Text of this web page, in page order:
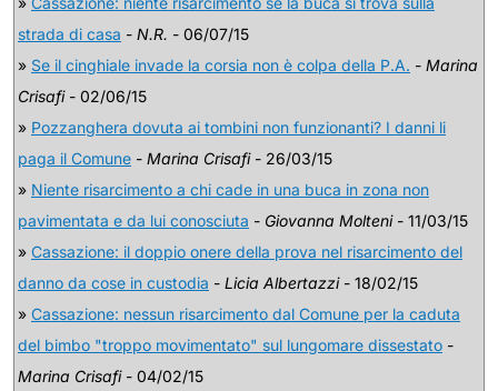
strada di casa - N.R. - 06/07/15
» Se il cinghiale invade la corsia non è colpa della P.A. - Marina
Crisafi- 02/06/15
» Pozzanghera dovuta ai tombini non funzionanti? I danni li
paga il Comune - Marina Crisafi- 26/03/15
» Niente risarcimento a chi cade in una buca in zona non
pavimentata e da lui conosciuta - Giovanna Molteni- 11/03/15
» Cassazione: il doppio onere della prova nel risarcimento del
danno da cose in custodia - Licia Albertazzi- 18/02/15
» Cassazione: nessun risarcimento dal Comune per la caduta
del bimbo "troppo movimentato" sul lungomare dissestato -
Marina Crisafi- 04/02/15